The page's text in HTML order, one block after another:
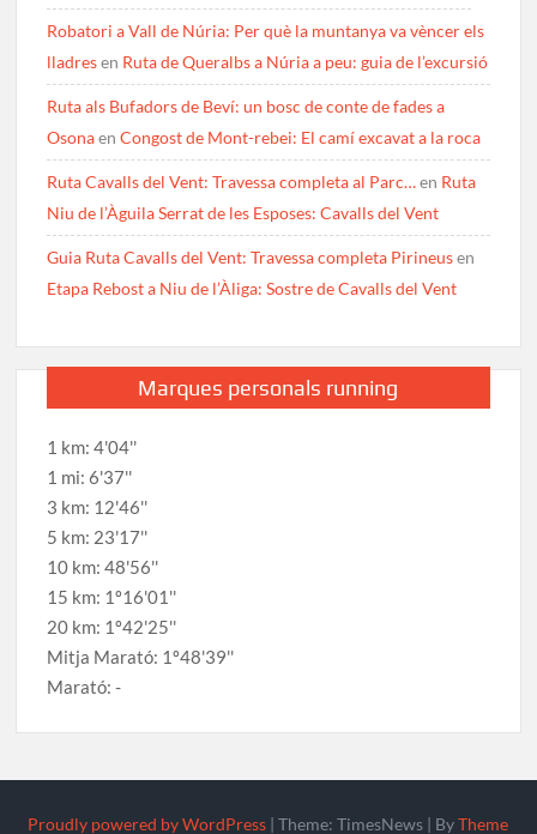
Robatori a Vall de Núria: Per què la muntanya va vèncer els
lladresen Ruta de Queralbs a Núria a peu: guia de l’excursió
Ruta als Bufadors de Beví: un bosc de conte de fades a
OsonaenCongost de Mont-rebei: El camí excavat a la roca
Ruta Cavalls del Vent: Travessa completa al Parc…en Ruta
Niu de l’Àguila Serrat de les Esposes: Cavalls del Vent
Guia Ruta Cavalls del Vent: Travessa completa Pirineusen
Etapa Rebost a Niu de l’Àliga: Sostre de Cavalls del Vent
Marques personals running
1 km: 4'04''
1 mi: 6'37''
3 km: 12'46''
5 km: 23'17''
10 km: 48'56''
15 km: 1º16'01''
20 km: 1º42'25''
Mitja Marató: 1º48'39''
Marató: -
Proudly powered by WordPress |Theme: TimesNews | ByTheme